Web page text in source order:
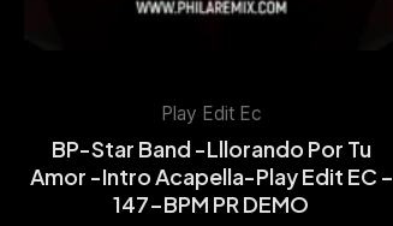
Play Edit Ec
BP-Star Band -Lllorando Por Tu
Amor -Intro Acapella-Play Edit EC –
147-BPM PR DEMO